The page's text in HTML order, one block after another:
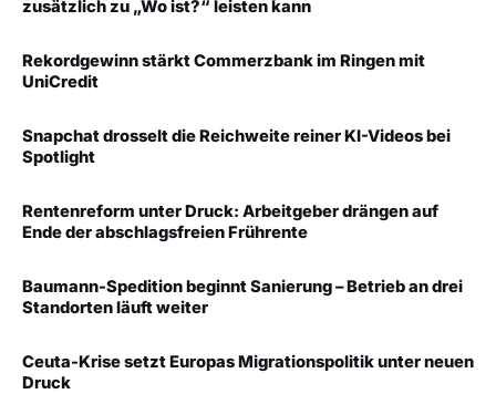
zusätzlich zu „Wo ist?“ leisten kann
Rekordgewinn stärkt Commerzbank im Ringen mit
UniCredit
Snapchat drosselt die Reichweite reiner KI-Videos bei
Spotlight
Rentenreform unter Druck: Arbeitgeber drängen auf
Ende der abschlagsfreien Frührente
Baumann-Spedition beginnt Sanierung – Betrieb an drei
Standorten läuft weiter
Ceuta-Krise setzt Europas Migrationspolitik unter neuen
Druck